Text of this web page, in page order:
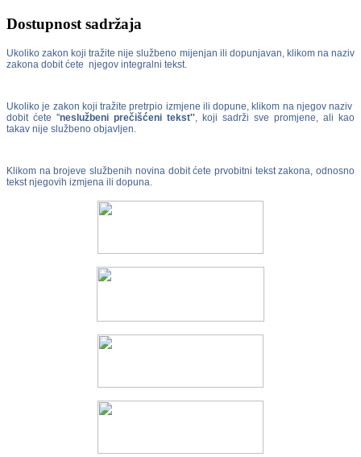
Dostupnost sadržaja
Ukoliko zakon koji tražite nije službeno mijenjan ili dopunjavan, klikom na naziv
zakona dobit ćete njegov integralni tekst.
Ukoliko je zakon koji tražite pretrpio izmjene ili dopune, klikom na njegov naziv
dobit ćete ''neslužbeni prečišćeni tekst'', koji sadrži sve promjene, ali kao
takav nije službeno objavljen.
Klikom na brojeve službenih novina dobit ćete prvobitni tekst zakona, odnosno
tekst njegovih izmjena ili dopuna.